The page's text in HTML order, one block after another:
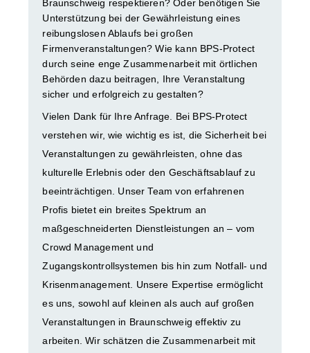
Braunschweig respektieren? Oder benötigen Sie
Unterstützung bei der Gewährleistung eines
reibungslosen Ablaufs bei großen
Firmenveranstaltungen? Wie kann BPS-Protect
durch seine enge Zusammenarbeit mit örtlichen
Behörden dazu beitragen, Ihre Veranstaltung
sicher und erfolgreich zu gestalten?
Vielen Dank für Ihre Anfrage. Bei BPS-Protect
verstehen wir, wie wichtig es ist, die Sicherheit bei
Veranstaltungen zu gewährleisten, ohne das
kulturelle Erlebnis oder den Geschäftsablauf zu
beeinträchtigen. Unser Team von erfahrenen
Profis bietet ein breites Spektrum an
maßgeschneiderten Dienstleistungen an – vom
Crowd Management und
Zugangskontrollsystemen bis hin zum Notfall- und
Krisenmanagement. Unsere Expertise ermöglicht
es uns, sowohl auf kleinen als auch auf großen
Veranstaltungen in Braunschweig effektiv zu
arbeiten. Wir schätzen die Zusammenarbeit mit